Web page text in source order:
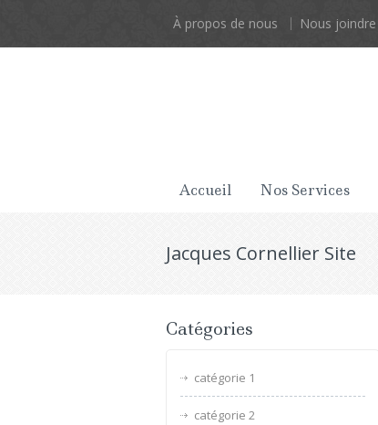
À propos de nous Nous joindre
Accueil Nos Services
Jacques Cornellier Site
Catégories
catégorie 1
catégorie 2